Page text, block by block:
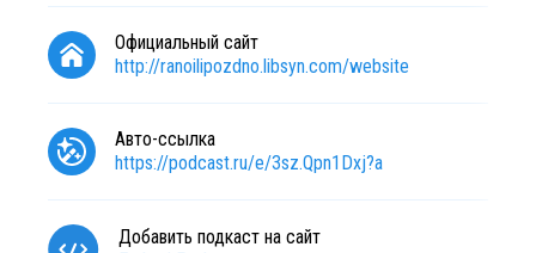
Официальный сайт
http://ranoilipozdno.libsyn.com/website
Авто-ссылка
https://podcast.ru/e/3sz.Qpn1Dxj?a
Добавить подкаст на сайт